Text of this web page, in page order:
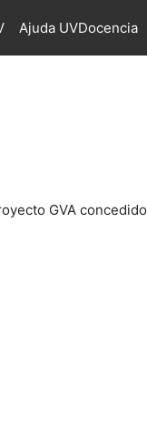
Ajuda UVDocencia
GVA concedido